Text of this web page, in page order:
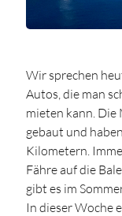
Wir sprechen
Autos, die man
mieten kann. Die
gebaut und
Kilometern.
Fähre auf die
gibt es im
In dieser Woche